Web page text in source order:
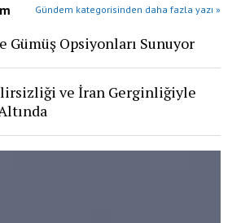
Gündem kategorisinden daha fazla yazı »
Gümüş Opsiyonları Sunuyor
ve İran Gerginliğiyle